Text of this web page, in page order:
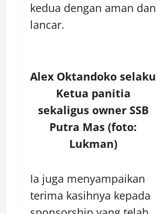
kedua dengan aman dan
lancar.
Alex Oktandoko selaku
Ketua panitia
sekaligus owner SSB
Putra Mas (foto:
Lukman)
Ia juga menyampaikan
terima kasihnya kepada